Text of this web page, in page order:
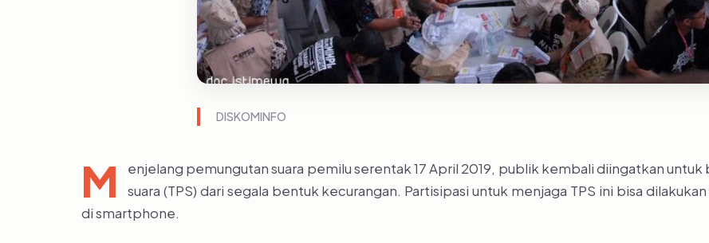
DISKOMINFO
M
enjelang pemungutan suara pemilu serentak 17 April 2019, publik kembali diingatkan
suara (TPS) dari segala bentuk kecurangan. Partisipasi untuk menjaga TPS ini bisa
di smartphone.